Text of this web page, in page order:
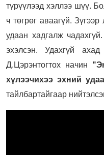
түрүүлээд хэллээ шүү.
ч төгрөг аваагүй.
удаан хадгалж
эхэлсэн. Удахгүй
Д.Цэрэнтогтох начин
хүлээчихээ эхний
тайлбартайгаар